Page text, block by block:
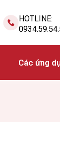
HOTLINE:
Các ứng